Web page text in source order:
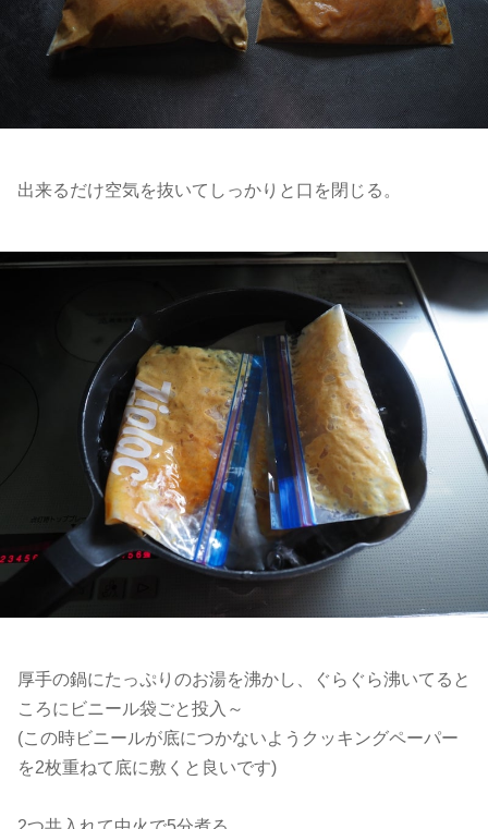
出来るだけ空気を抜いてしっかりと口を閉じる。
厚手の鍋にたっぷりのお湯を沸かし、ぐらぐら沸いてると
ころにビニール袋ごと投入～
(この時ビニールが底につかないようクッキングペーパー
を2枚重ねて底に敷くと良いです)